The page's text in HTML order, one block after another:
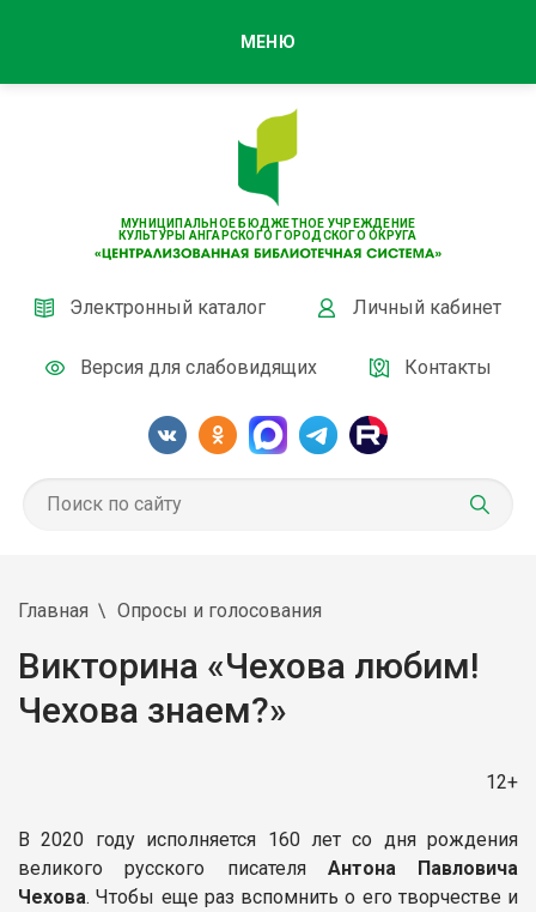
МУНИЦИПАЛЬНОЕ БЮДЖЕТНОЕ УЧРЕЖДЕНИЕ
КУЛЬТУРЫ АНГАРСКОГО ГОРОДСКОГО ОКРУГА
Электронный каталог Личный кабинет
Версия для слабовидящих Контакты
МЕНЮ
Главная Опросы и голосования
Викторина «Чехова любим!
Чехова знаем?»
12+
В 2020 году исполняется 160 лет со дня рождения
великого русского писателя Антона Павловича
Чехова. Чтобы еще раз вспомнить о его творчестве и